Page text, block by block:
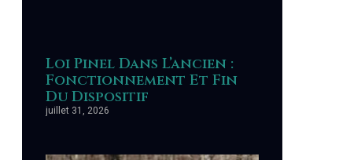
Loi Pinel Dans L’ancien :
Fonctionnement Et Fin
Du Dispositif
juillet 31, 2026